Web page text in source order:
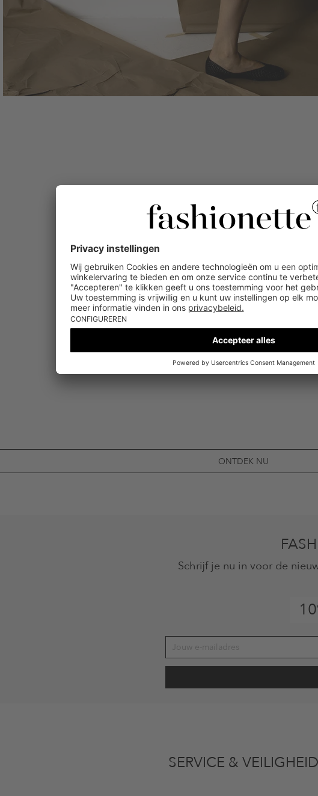
ONTDEK NU
Schrijf je nu in voor de
SERVICE & VEILIGHEID